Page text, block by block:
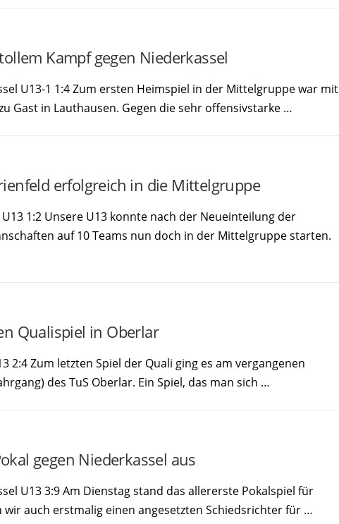
Kampf gegen Niederkassel
U13-1 1:4 Zum ersten Heimspiel in der Mittelgruppe war mit
Gast in Lauthausen. Gegen die sehr offensivstarke …
erfolgreich in die Mittelgruppe
1:2 Unsere U13 konnte nach der Neueinteilung der
auf 10 Teams nun doch in der Mittelgruppe starten.
Qualispiel in Oberlar
2:4 Zum letzten Spiel der Quali ging es am vergangenen
des TuS Oberlar. Ein Spiel, das man sich …
gegen Niederkassel aus
U13 3:9 Am Dienstag stand das allererste Pokalspiel für
auch erstmalig einen angesetzten Schiedsrichter für …